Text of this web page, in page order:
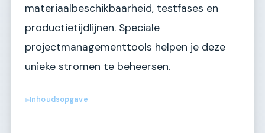
materiaalbeschikbaarheid, testfases en
productietijdlijnen. Speciale
projectmanagementtools helpen je deze
unieke stromen te beheersen.
▶Inhoudsopgave